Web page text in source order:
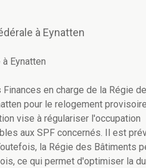
à Eynatten
Eynatten
en charge de la Régie
pour le relogement provisoire
vise à régulariser l'occupation
aux SPF concernés. Il est
la Régie des Bâtiments
ce qui permet d'optimiser la